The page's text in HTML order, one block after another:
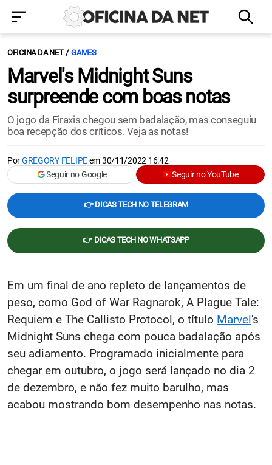
OFICINA DA NET GAMES
Marvel's Midnight Suns
surpreende com boas notas
O jogo da Firaxis chegou sem badalação, mas conseguiu
boa recepção dos críticos. Veja as notas!
PorGREGORY FELIPEem30/11/2022 16:42
Seguir no Google
Seguir no YouTube
👉 DICAS TECH NO TELEGRAM
👉 DICAS TECH NO WHATSAPP
Em um final de ano repleto de lançamentos de
peso, como God of War Ragnarok, A Plague Tale:
Requiem e The Callisto Protocol, o título Marvel's
Midnight Suns chega com pouca badalação após
seu adiamento. Programado inicialmente para
chegar em outubro, o jogo será lançado no dia 2
de dezembro, e não fez muito barulho, mas
acabou mostrando bom desempenho nas notas.